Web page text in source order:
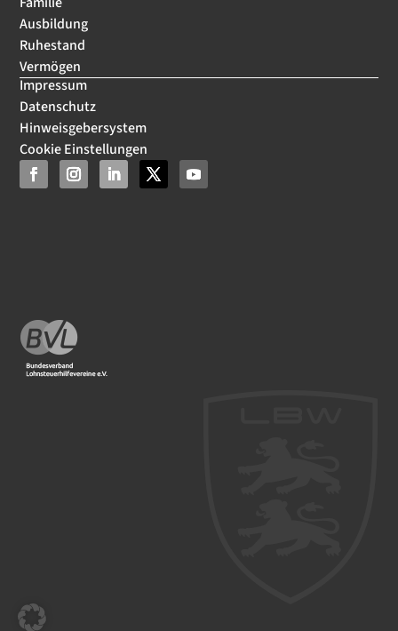
Ausbildung
Ruhestand
Vermögen
Impressum
Datenschutz
Hinweisgebersystem
Cookie Einstellungen